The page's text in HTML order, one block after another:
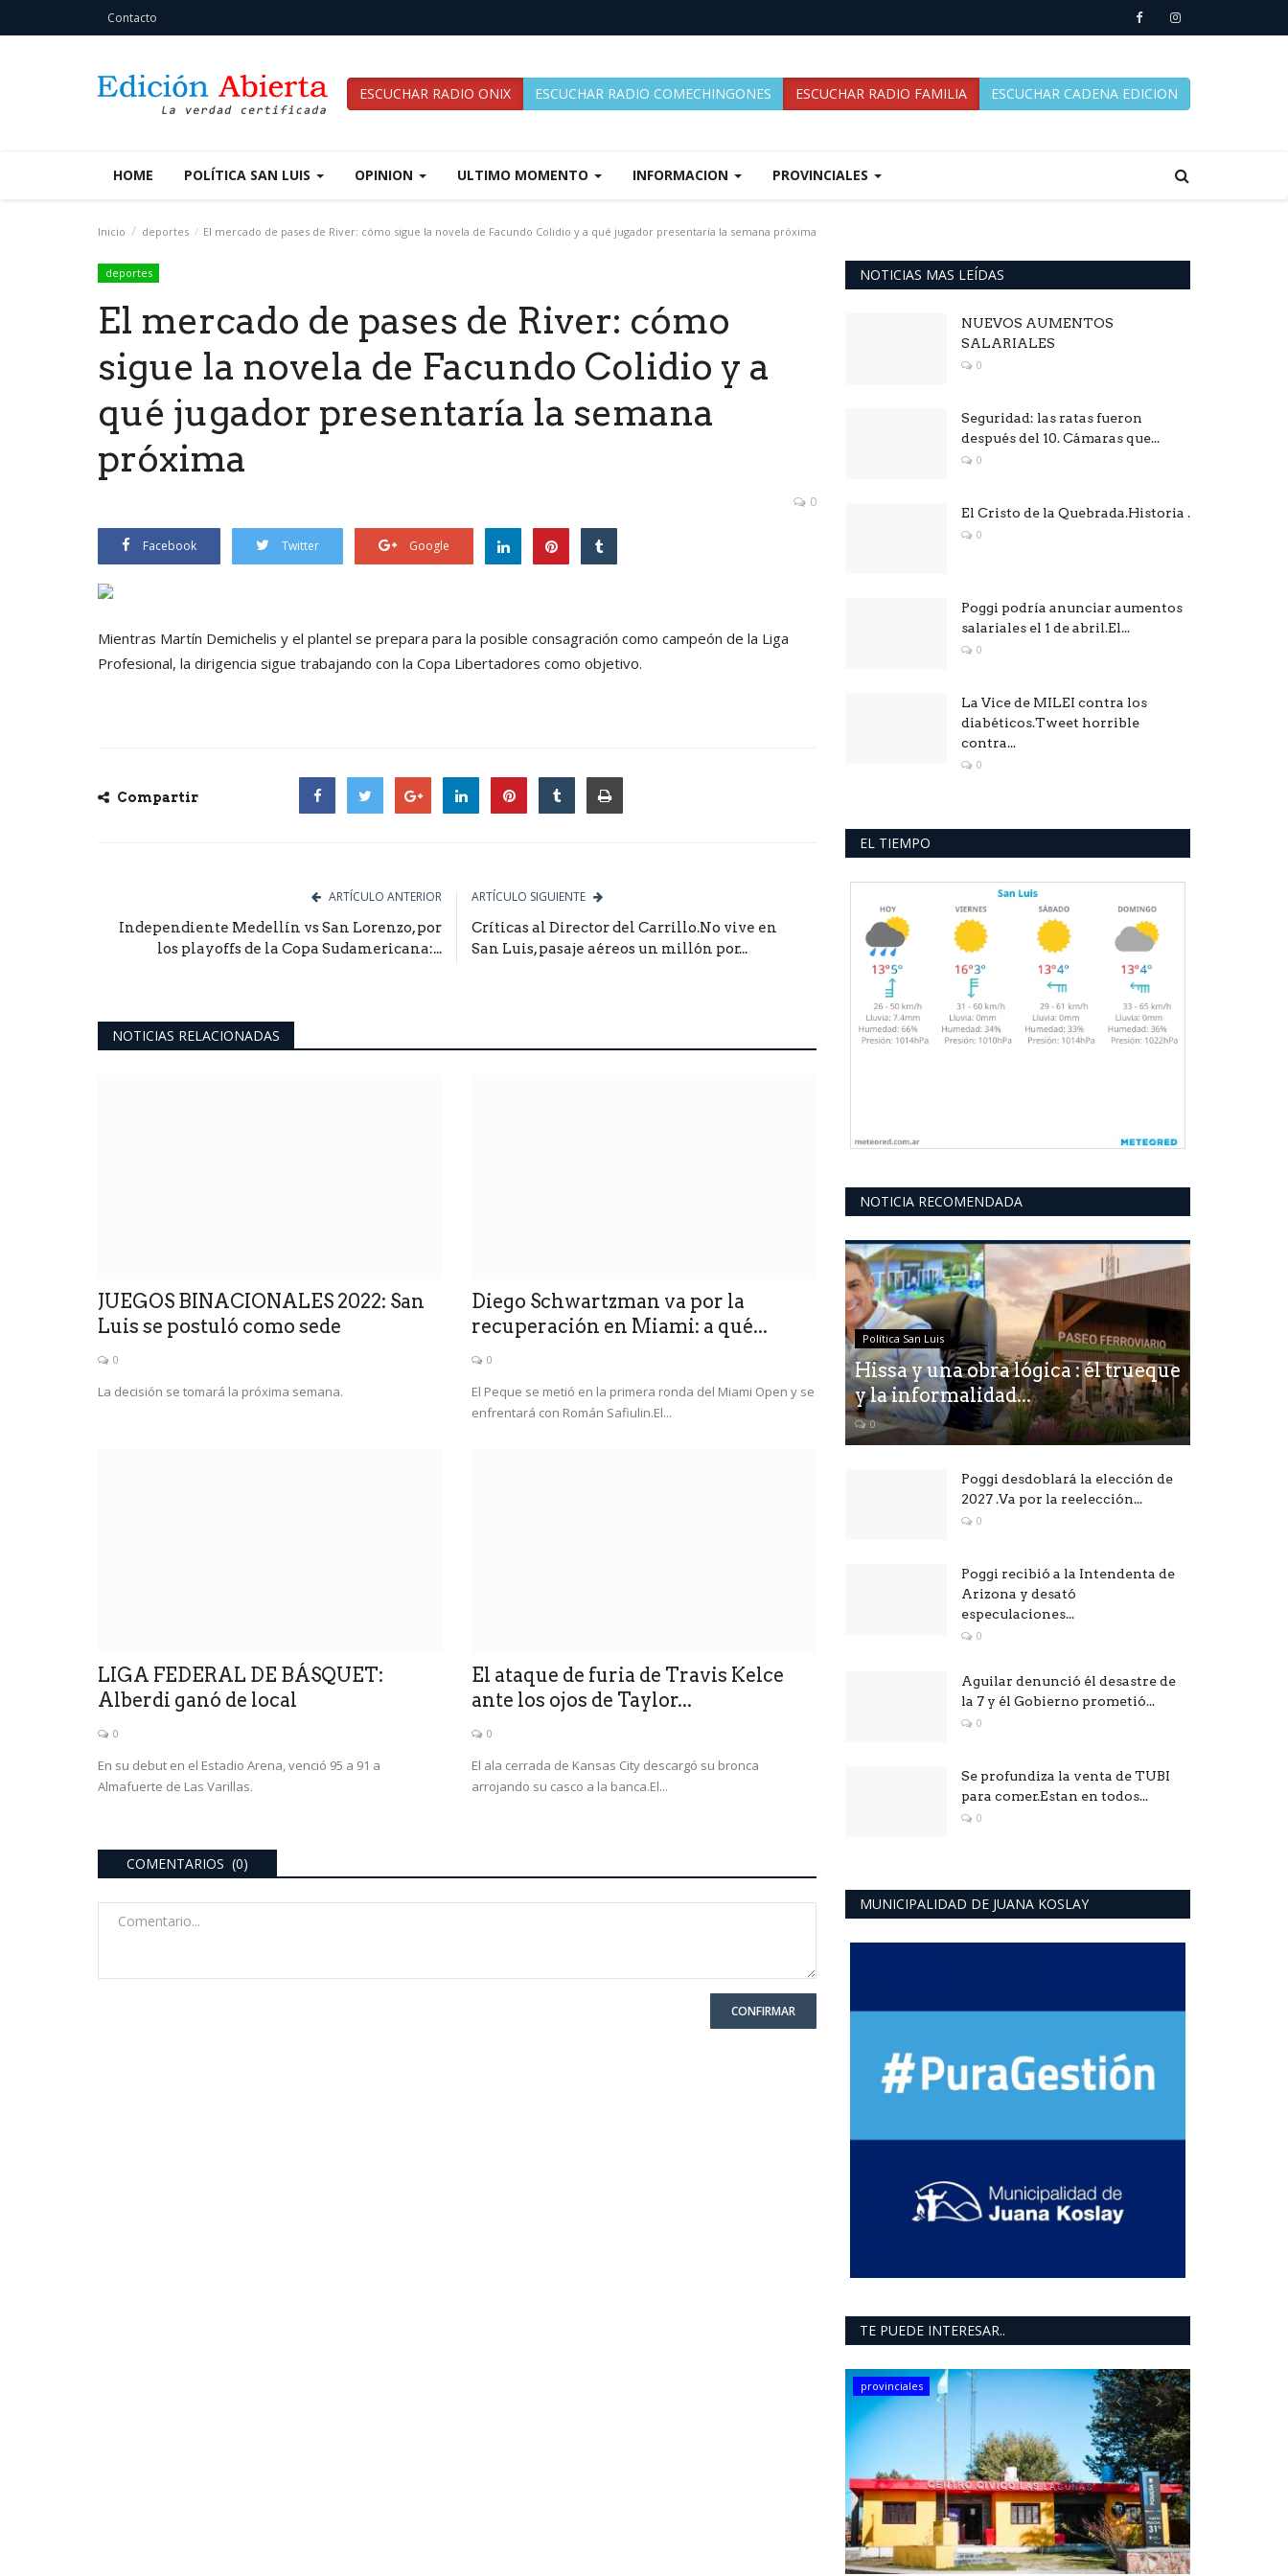
Contacto
ESCUCHAR RADIO ONIX ESCUCHAR RADIO COMECHINGONES ESCUCHAR RADIO FAMILIA ESCUCHAR CADENA EDICION
HOME POLÍTICA SAN LUIS OPINION ULTIMO MOMENTO INFORMACION PROVINCIALES
Inicio deportes El mercado de pases de River: cómo sigue la novela de Facundo Colidio y a qué jugador presentaría la semana próxima
deportes
El mercado de pases de River: cómo
sigue la novela de Facundo Colidio y a
qué jugador presentaría la semana
próxima
0
Facebook Twitter Google
Mientras Martín Demichelis y el plantel se prepara para la posible consagración como campeón de la Liga
Profesional, la dirigencia sigue trabajando con la Copa Libertadores como objetivo.
Compartir
ARTÍCULO ANTERIOR
Independiente Medellín vs San Lorenzo, por
los playoffs de la Copa Sudamericana:...
ARTÍCULO SIGUIENTE
Críticas al Director del Carrillo.No vive en
San Luis, pasaje aéreos un millón por...
NOTICIAS RELACIONADAS
JUEGOS BINACIONALES 2022: San
Luis se postuló como sede
0
La decisión se tomará la próxima semana.
Diego Schwartzman va por la
recuperación en Miami: a qué...
0
El Peque se metió en la primera ronda del Miami Open y se
enfrentará con Román Safiulin.El...
LIGA FEDERAL DE BÁSQUET:
Alberdi ganó de local
0
En su debut en el Estadio Arena, venció 95 a 91 a
Almafuerte de Las Varillas.
El ataque de furia de Travis Kelce
ante los ojos de Taylor...
0
El ala cerrada de Kansas City descargó su bronca
arrojando su casco a la banca.El...
COMENTARIOS (0)
CONFIRMAR
NOTICIAS MAS LEÍDAS
NUEVOS AUMENTOS
SALARIALES
0
Seguridad: las ratas fueron
después del 10. Cámaras que...
0
El Cristo de la Quebrada.Historia .
0
Poggi podría anunciar aumentos
salariales el 1 de abril.El...
0
La Vice de MILEI contra los
diabéticos.Tweet horrible
contra...
0
EL TIEMPO
NOTICIA RECOMENDADA
Política San Luis
Hissa y una obra lógica : él trueque
y la informalidad...
0
Poggi desdoblará la elección de
2027 .Va por la reelección...
0
Poggi recibió a la Intendenta de
Arizona y desató
especulaciones...
0
Aguilar denunció él desastre de
la 7 y él Gobierno prometió...
0
Se profundiza la venta de TUBI
para comer.Estan en todos...
0
MUNICIPALIDAD DE JUANA KOSLAY
TE PUEDE INTERESAR..
provinciales